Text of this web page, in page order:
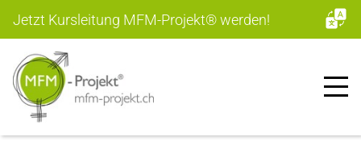
Jetzt Kursleitung MFM-Projekt®werden!